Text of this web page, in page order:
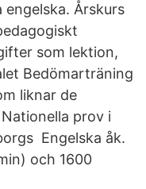
engelska. Årskurs
som lektion,
Bedömarträning
liknar de
prov i
Engelska åk.
och 1600